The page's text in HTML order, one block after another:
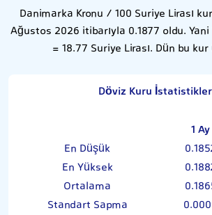
Danimarka Kronu / 100 Suriye Lirası
Ağustos 2026 itibarıyla 0.1877 oldu.
= 18.77 Suriye Lirası. Dün bu
Döviz Kuru
1 Ay
En Düşük
En Yüksek
Ortalama
Standart Sapma